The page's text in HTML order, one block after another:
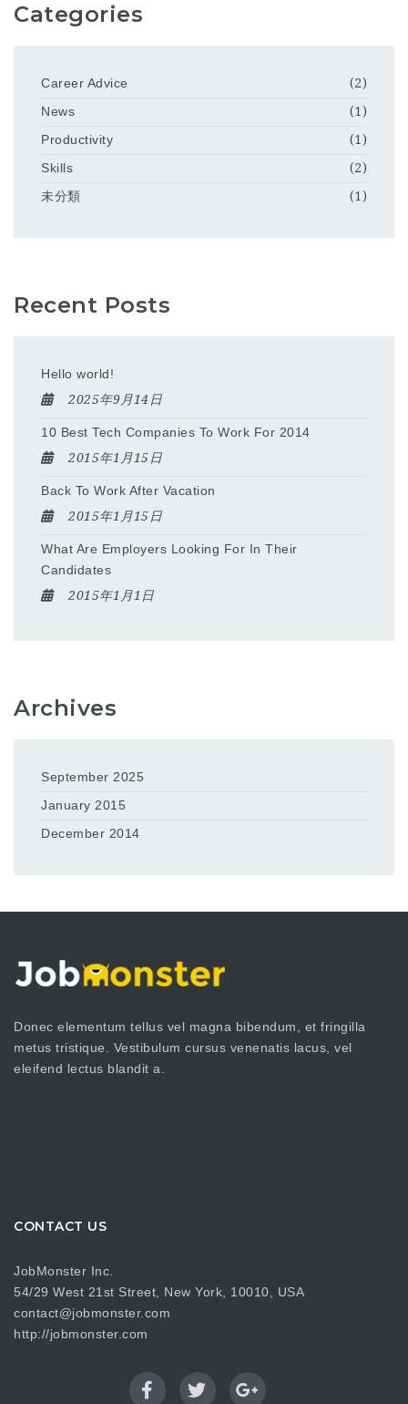
Categories
Career Advice
(2)
News
(1)
Productivity
(1)
Skills
(2)
未分類
(1)
Recent Posts
Hello world!
2025年9月14日
10 Best Tech Companies To Work For 2014
2015年1月15日
Back To Work After Vacation
2015年1月15日
What Are Employers Looking For In Their
Candidates
2015年1月1日
Archives
September 2025
January 2015
December 2014
Donec elementum tellus vel magna bibendum, et fringilla
metus tristique. Vestibulum cursus venenatis lacus, vel
eleifend lectus blandit a.
CONTACT US
JobMonster Inc.
54/29 West 21st Street, New York, 10010, USA
contact@jobmonster.com
http://jobmonster.com